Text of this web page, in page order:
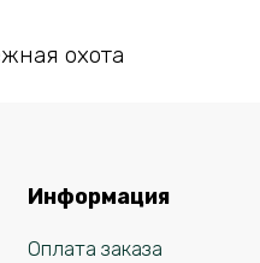
Информация
Оплата заказа